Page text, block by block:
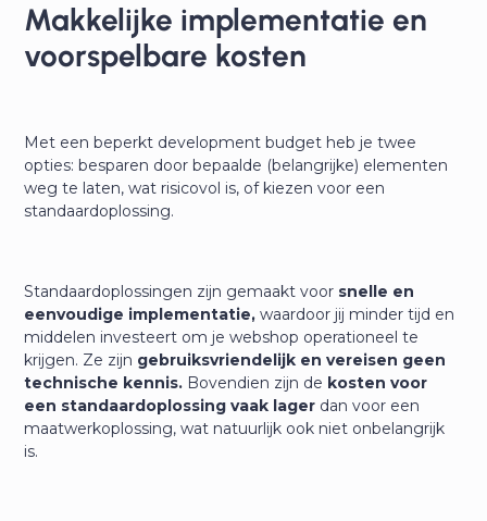
Makkelijke implementatie en
voorspelbare kosten
Met een beperkt development budget heb je twee
opties: besparen door bepaalde (belangrijke) elementen
weg te laten, wat risicovol is, of kiezen voor een
standaardoplossing.
Standaardoplossingen zijn gemaakt voor snelle en
eenvoudige implementatie, waardoor jij minder tijd en
middelen investeert om je webshop operationeel te
krijgen. Ze zijn gebruiksvriendelijk en vereisen geen
technische kennis. Bovendien zijn de kosten voor
een standaardoplossing vaak lager dan voor een
maatwerkoplossing, wat natuurlijk ook niet onbelangrijk
is.